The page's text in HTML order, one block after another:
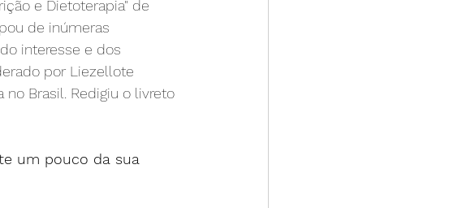
e Dietoterapia" de
de inúmeras
interesse e dos
por Liezellote
Brasil. Redigiu o livreto
um pouco da sua